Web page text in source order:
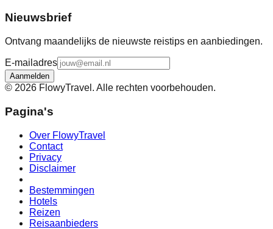
Nieuwsbrief
Ontvang maandelijks de nieuwste reistips en aanbiedingen.
E-mailadres
Aanmelden
© 2026 FlowyTravel. Alle rechten voorbehouden.
Pagina's
Over FlowyTravel
Contact
Privacy
Disclaimer
Bestemmingen
Hotels
Reizen
Reisaanbieders